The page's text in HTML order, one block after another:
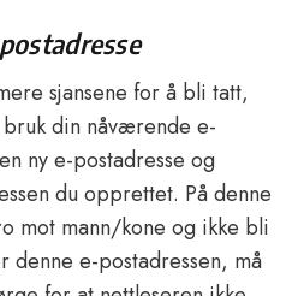
sjansene for å bli tatt,
din nåværende e-
ny e-postadresse og
du opprettet. På denne
mot mann/kone og ikke bli
denne e-postadressen, må